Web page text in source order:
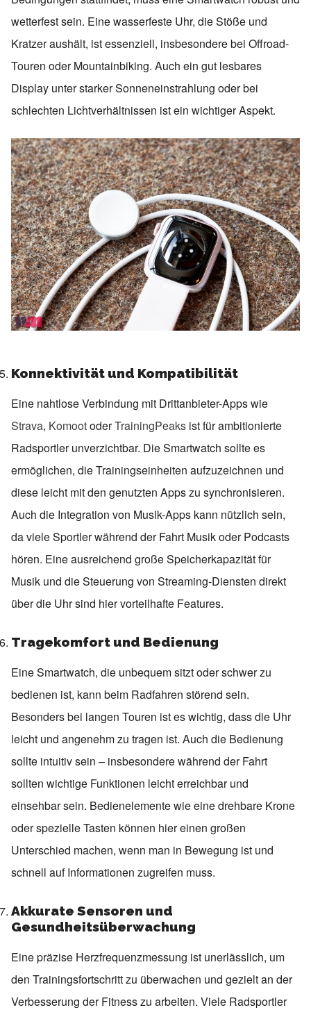
wetterfest sein. Eine wasserfeste Uhr, die Stöße und
Kratzer aushält, ist essenziell, insbesondere bei Offroad-
Touren oder Mountainbiking. Auch ein gut lesbares
Display unter starker Sonneneinstrahlung oder bei
schlechten Lichtverhältnissen ist ein wichtiger Aspekt.
Konnektivität und Kompatibilität
Eine nahtlose Verbindung mit Drittanbieter-Apps wie
Strava, KomootoderTrainingPeaks ist für ambitionierte
Radsportler unverzichtbar. Die Smartwatch sollte es
ermöglichen, die Trainingseinheiten aufzuzeichnen und
diese leicht mit den genutzten Apps zu synchronisieren.
Auch die Integration von Musik-Apps kann nützlich sein,
da viele Sportler während der Fahrt Musik oder Podcasts
hören. Eine ausreichend große Speicherkapazität für
Musik und die Steuerung von Streaming-Diensten direkt
über die Uhr sind hier vorteilhafte Features.
Tragekomfort und Bedienung
Eine Smartwatch, die unbequem sitzt oder schwer zu
bedienen ist, kann beim Radfahren störend sein.
Besonders bei langen Touren ist es wichtig, dass die Uhr
leicht und angenehm zu tragen ist. Auch die Bedienung
sollte intuitiv sein – insbesondere während der Fahrt
sollten wichtige Funktionen leicht erreichbar und
einsehbar sein. Bedienelemente wie eine drehbare Krone
oder spezielle Tasten können hier einen großen
Unterschied machen, wenn man in Bewegung ist und
schnell auf Informationen zugreifen muss.
Akkurate Sensoren und
Gesundheitsüberwachung
Eine präzise Herzfrequenzmessung ist unerlässlich, um
den Trainingsfortschritt zu überwachen und gezielt an der
Verbesserung der Fitness zu arbeiten. Viele Radsportler